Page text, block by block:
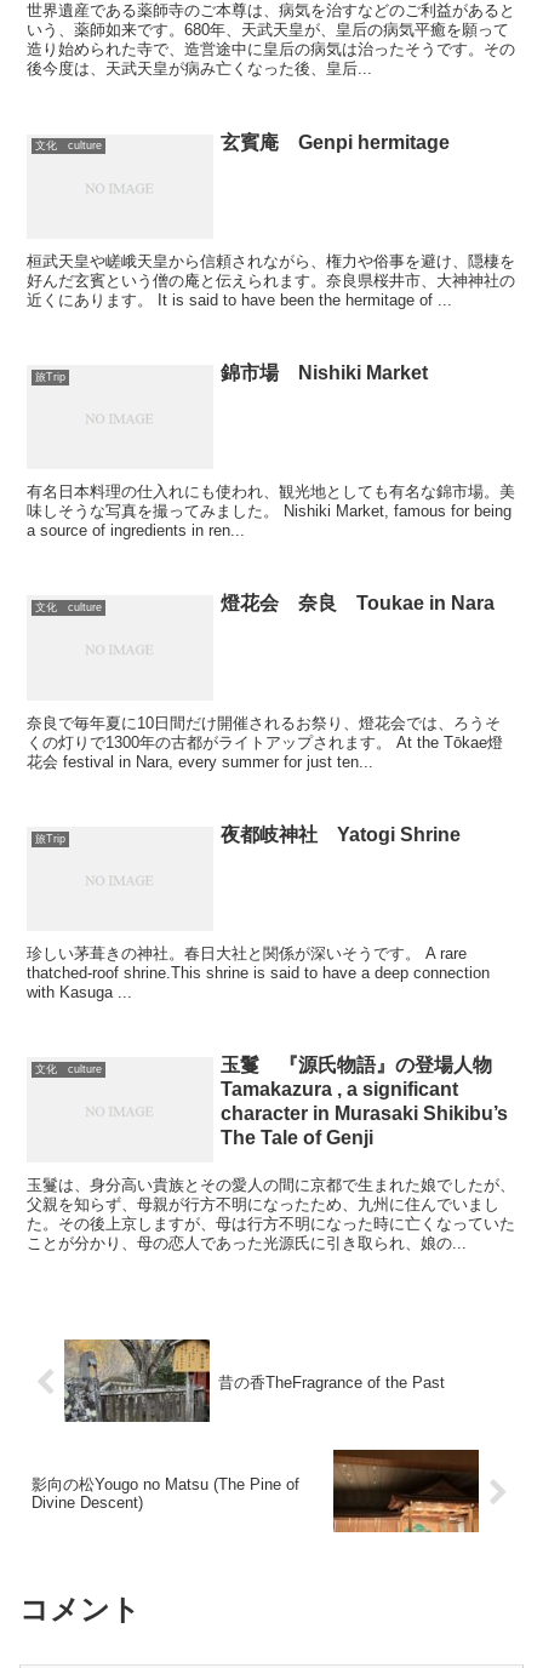
世界遺産である薬師寺のご本尊は、病気を治すなどのご利益があると
いう、薬師如来です。680年、天武天皇が、皇后の病気平癒を願って
造り始められた寺で、造営途中に皇后の病気は治ったそうです。その
後今度は、天武天皇が病み亡くなった後、皇后...
文化 culture 玄賓庵 Genpi hermitage
桓武天皇や嵯峨天皇から信頼されながら、権力や俗事を避け、隠棲を
好んだ玄賓という僧の庵と伝えられます。奈良県桜井市、大神神社の
近くにあります。 It is said to have been the hermitage of ...
旅Trip 錦市場 Nishiki Market
有名日本料理の仕入れにも使われ、観光地としても有名な錦市場。美
味しそうな写真を撮ってみました。 Nishiki Market, famous for being
a source of ingredients in ren...
文化 culture 燈花会 奈良 Toukae in Nara
奈良で毎年夏に10日間だけ開催されるお祭り、燈花会では、ろうそ
くの灯りで1300年の古都がライトアップされます。 At the Tōkae燈
花会 festival in Nara, every summer for just ten...
旅Trip 夜都岐神社 Yatogi Shrine
珍しい茅葺きの神社。春日大社と関係が深いそうです。 A rare
thatched-roof shrine.This shrine is said to have a deep connection
with Kasuga ...
文化 culture
玉鬘 『源氏物語』の登場人物
Tamakazura , a significant
character in Murasaki Shikibu’s
The Tale of Genji
玉鬘は、身分高い貴族とその愛人の間に京都で生まれた娘でしたが、
父親を知らず、母親が行方不明になったため、九州に住んでいまし
た。その後上京しますが、母は行方不明になった時に亡くなっていた
ことが分かり、母の恋人であった光源氏に引き取られ、娘の...
昔の香TheFragrance of the Past
影向の松Yougo no Matsu (The Pine of
Divine Descent)
コメント